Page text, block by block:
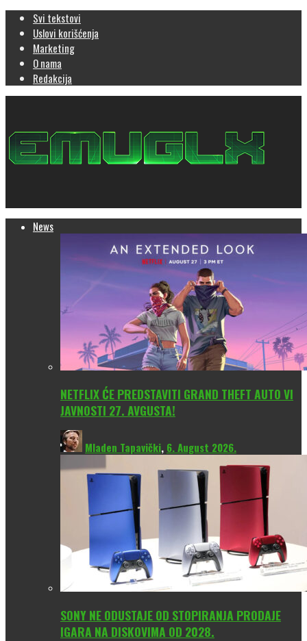
Svi tekstovi
Uslovi korišćenja
Marketing
O nama
Redakcija
News
NETFLIX ĆE PREDSTAVITI GRAND THEFT AUTO VI
JAVNOSTI 27. AVGUSTA!
Mladen Tapavički, 6. August 2026.
SONY NE ODUSTAJE OD STOPIRANJA PRODAJE
IGARA NA DISKOVIMA OD 2028.